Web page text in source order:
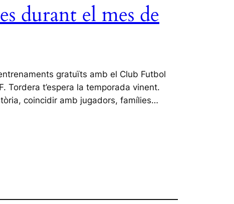
durant el mes de
gratuïts amb el Club Futbol
Tordera t’espera la temporada vinent.
coincidir amb jugadors, famílies…